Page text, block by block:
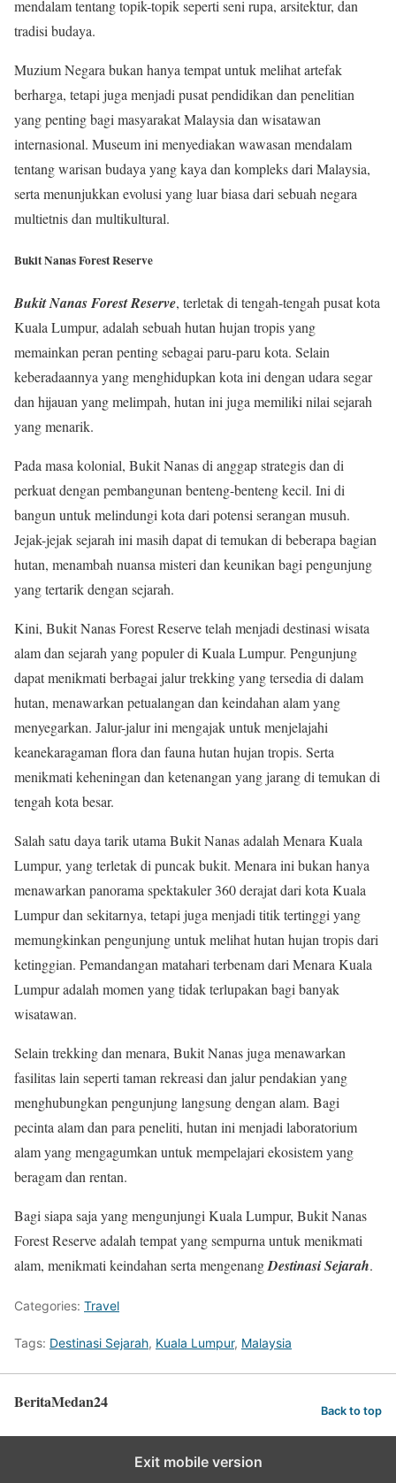
mendalam tentang topik-topik seperti seni rupa, arsitektur, dan
tradisi budaya.
Muzium Negara bukan hanya tempat untuk melihat artefak
berharga, tetapi juga menjadi pusat pendidikan dan penelitian
yang penting bagi masyarakat Malaysia dan wisatawan
internasional. Museum ini menyediakan wawasan mendalam
tentang warisan budaya yang kaya dan kompleks dari Malaysia,
serta menunjukkan evolusi yang luar biasa dari sebuah negara
multietnis dan multikultural.
Bukit Nanas Forest Reserve
Bukit Nanas Forest Reserve, terletak di tengah-tengah pusat kota
Kuala Lumpur, adalah sebuah hutan hujan tropis yang
memainkan peran penting sebagai paru-paru kota. Selain
keberadaannya yang menghidupkan kota ini dengan udara segar
dan hijauan yang melimpah, hutan ini juga memiliki nilai sejarah
yang menarik.
Pada masa kolonial, Bukit Nanas di anggap strategis dan di
perkuat dengan pembangunan benteng-benteng kecil. Ini di
bangun untuk melindungi kota dari potensi serangan musuh.
Jejak-jejak sejarah ini masih dapat di temukan di beberapa bagian
hutan, menambah nuansa misteri dan keunikan bagi pengunjung
yang tertarik dengan sejarah.
Kini, Bukit Nanas Forest Reserve telah menjadi destinasi wisata
alam dan sejarah yang populer di Kuala Lumpur. Pengunjung
dapat menikmati berbagai jalur trekking yang tersedia di dalam
hutan, menawarkan petualangan dan keindahan alam yang
menyegarkan. Jalur-jalur ini mengajak untuk menjelajahi
keanekaragaman flora dan fauna hutan hujan tropis. Serta
menikmati keheningan dan ketenangan yang jarang di temukan di
tengah kota besar.
Salah satu daya tarik utama Bukit Nanas adalah Menara Kuala
Lumpur, yang terletak di puncak bukit. Menara ini bukan hanya
menawarkan panorama spektakuler 360 derajat dari kota Kuala
Lumpur dan sekitarnya, tetapi juga menjadi titik tertinggi yang
memungkinkan pengunjung untuk melihat hutan hujan tropis dari
ketinggian. Pemandangan matahari terbenam dari Menara Kuala
Lumpur adalah momen yang tidak terlupakan bagi banyak
wisatawan.
Selain trekking dan menara, Bukit Nanas juga menawarkan
fasilitas lain seperti taman rekreasi dan jalur pendakian yang
menghubungkan pengunjung langsung dengan alam. Bagi
pecinta alam dan para peneliti, hutan ini menjadi laboratorium
alam yang mengagumkan untuk mempelajari ekosistem yang
beragam dan rentan.
Bagi siapa saja yang mengunjungi Kuala Lumpur, Bukit Nanas
Forest Reserve adalah tempat yang sempurna untuk menikmati
alam, menikmati keindahan serta mengenangDestinasi Sejarah.
Categories: Travel
Tags: Destinasi Sejarah, Kuala Lumpur, Malaysia
BeritaMedan24 Back to top
Exit mobile version